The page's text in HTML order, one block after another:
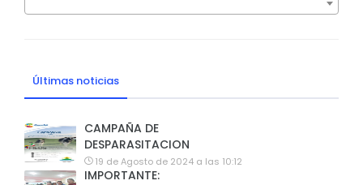
Últimas noticias
CAMPAÑA DE
DESPARASITACION
19 de Agosto de 2024 a las 10:12
IMPORTANTE: